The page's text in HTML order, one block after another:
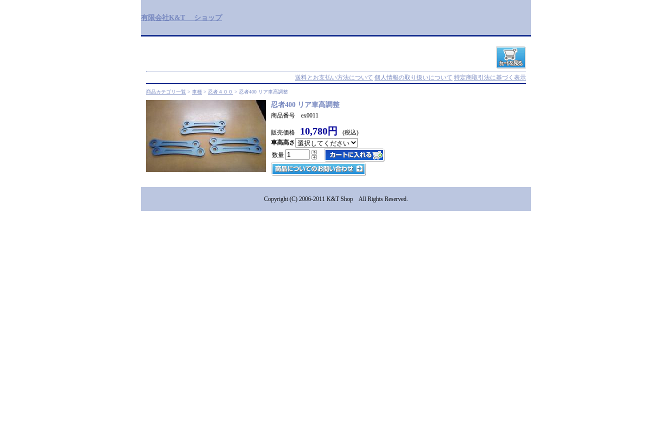
有限会社K&T ショップ
送料とお支払い方法について 個人情報の取り扱いについて 特定商取引法に基づく表示
商品カテゴリ一覧 > 車種 > 忍者４００ > 忍者400 リア車高調整
忍者400 リア車高調整
商品番号 ex0011
販売価格 10,780円
(税込)
車高高さ
数量
Copyright (C) 2006-2011 K&T Shop All Rights Reserved.